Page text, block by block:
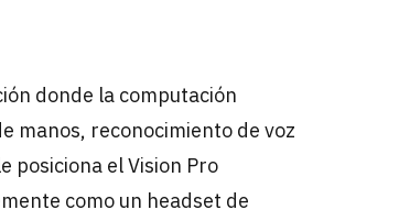
donde la computación
manos, reconocimiento de voz
posiciona el Vision Pro
como un headset de